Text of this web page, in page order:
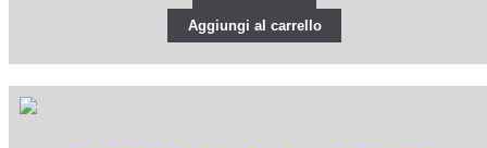
Aggiungi al carrello